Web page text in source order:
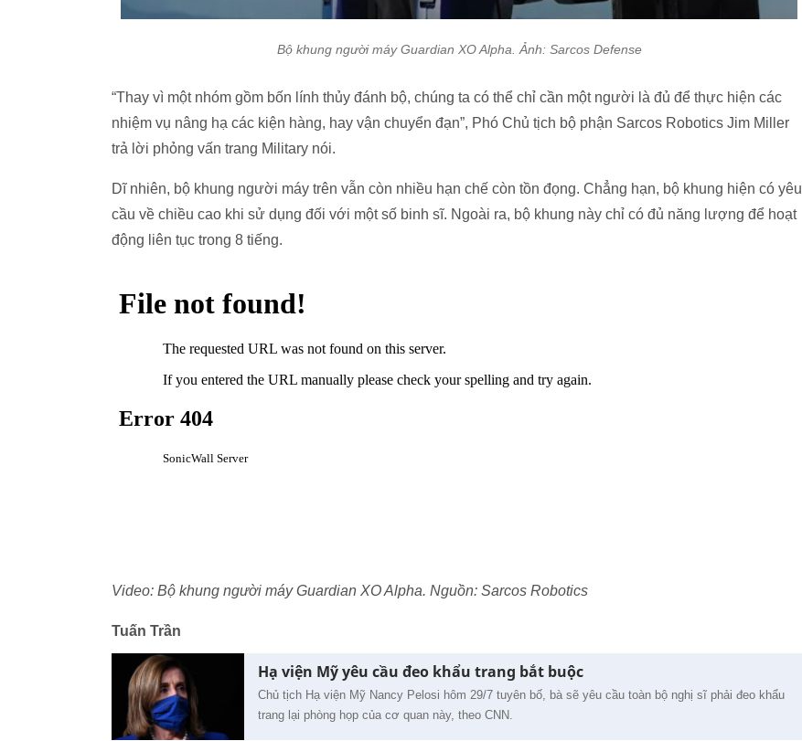
Bộ khung người máy Guardian XO Alpha. Ảnh: Sarcos Defense
“Thay vì một nhóm gồm bốn lính thủy đánh bộ, chúng ta có thể chỉ cần một người là đủ để thực hiện các
nhiệm vụ nâng hạ các kiện hàng, hay vận chuyển đạn”, Phó Chủ tịch bộ phận Sarcos Robotics Jim Miller
trả lời phỏng vấn trang Military nói.
Dĩ nhiên, bộ khung người máy trên vẫn còn nhiều hạn chế còn tồn đọng. Chẳng hạn, bộ khung hiện có yêu
cầu về chiều cao khi sử dụng đối với một số binh sĩ. Ngoài ra, bộ khung này chỉ có đủ năng lượng để hoạt
động liên tục trong 8 tiếng.
Video: Bộ khung người máy Guardian XO Alpha. Nguồn: Sarcos Robotics
Tuấn Trần
Hạ viện Mỹ yêu cầu đeo khẩu trang bắt buộc
Chủ tịch Hạ viện Mỹ Nancy Pelosi hôm 29/7 tuyên bố, bà sẽ yêu cầu toàn bộ nghị sĩ phải đeo khẩu
trang lại phòng họp của cơ quan này, theo CNN.